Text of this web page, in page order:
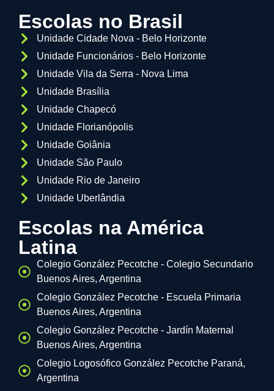
Escolas no Brasil
Unidade Cidade Nova - Belo Horizonte
Unidade Funcionários - Belo Horizonte
Unidade Vila da Serra - Nova Lima
Unidade Brasília
Unidade Chapecó
Unidade Florianópolis
Unidade Goiânia
Unidade São Paulo
Unidade Rio de Janeiro
Unidade Uberlândia
Escolas na América
Latina
Colegio González Pecotche - Colegio Secundario
Buenos Aires, Argentina
Colegio González Pecotche - Escuela Primaria
Buenos Aires, Argentina
Colegio González Pecotche - Jardín Maternal
Buenos Aires, Argentina
Colegio Logosófico González Pecotche Paraná,
Argentina